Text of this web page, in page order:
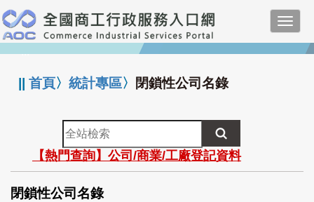
跳
到
主
要
:::
||首頁〉統計專區〉 閉鎖性公司名錄
全
站
檢
索
【熱門查詢】公司/商業/工廠登記資料
閉鎖性公司名錄